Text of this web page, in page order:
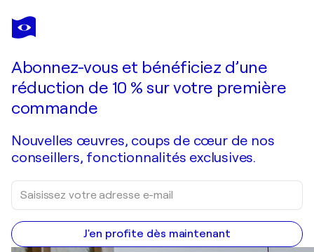
MICHAEL ESCOTT
Rowboat near salt marsh
Abonnez-vous et bénéficiez d’une
réduction de 10 % sur votre première
commande
Nouvelles œuvres, coups de cœur de nos
conseillers, fonctionnalités exclusives.
J'en profite dès maintenant